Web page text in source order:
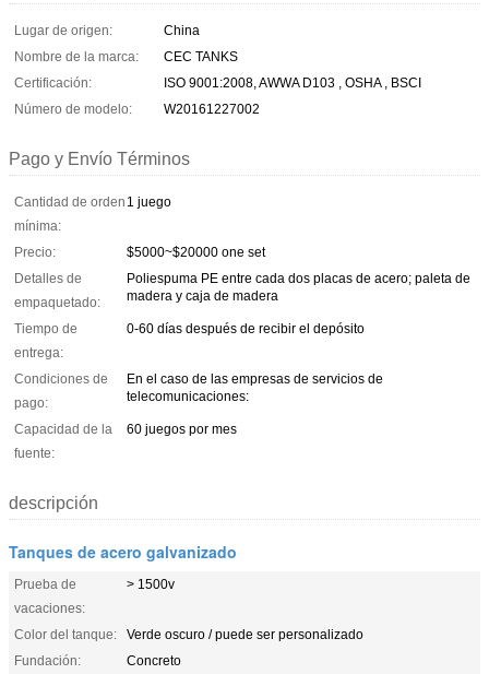
Lugar de origen:
China
Nombre de la marca:
CEC TANKS
Certificación:
ISO 9001:2008, AWWA D103 , OSHA , BSCI
Número de modelo:
W20161227002
Pago y Envío Términos
Cantidad de orden
mínima:
1 juego
Precio:
$5000~$20000 one set
Detalles de
empaquetado:
Poliespuma PE entre cada dos placas de acero; paleta de
madera y caja de madera
Tiempo de
entrega:
0-60 días después de recibir el depósito
Condiciones de
pago:
En el caso de las empresas de servicios de
telecomunicaciones:
Capacidad de la
fuente:
60 juegos por mes
descripción
Tanques de acero galvanizado
Prueba de
vacaciones:
> 1500v
Color del tanque:
Verde oscuro / puede ser personalizado
Fundación:
Concreto